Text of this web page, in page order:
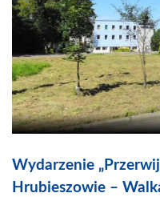
Wydarzenie
Hrubieszowie –